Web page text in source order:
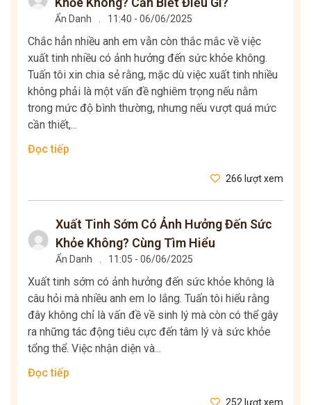
Ẩn Danh 11:40 - 06/06/2025
Chắc hẳn nhiều anh em vẫn còn thắc mắc về việc
xuất tinh nhiều có ảnh hưởng đến sức khỏe không.
Tuấn tôi xin chia sẻ rằng, mặc dù việc xuất tinh nhiều
không phải là một vấn đề nghiêm trọng nếu nằm
trong mức độ bình thường, nhưng nếu vượt quá mức
cần thiết,...
Đọc tiếp
266 lượt xem
Xuất Tinh Sớm Có Ảnh Hưởng Đến Sức
Khỏe Không? Cùng Tìm Hiểu
Ẩn Danh 11:05 - 06/06/2025
Xuất tinh sớm có ảnh hưởng đến sức khỏe không là
câu hỏi mà nhiều anh em lo lắng. Tuấn tôi hiểu rằng
đây không chỉ là vấn đề về sinh lý mà còn có thể gây
ra những tác động tiêu cực đến tâm lý và sức khỏe
tổng thể. Việc nhận diện và...
Đọc tiếp
252 lượt xem